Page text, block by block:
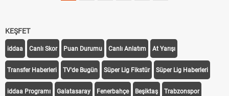
KEŞFET
iddaa Canlı Skor Puan Durumu Canlı Anlatım At Yarışı
Transfer Haberleri TV'de Bugün Süper Lig Fikstür Süper Lig Haberleri
iddaa Programı Galatasaray Fenerbahçe Beşiktaş Trabzonspor